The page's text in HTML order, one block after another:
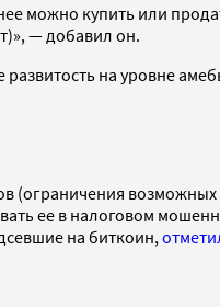
можно купить или
— добавил он.
на уровне
(ограничения
ее в налоговом
на биткоин,